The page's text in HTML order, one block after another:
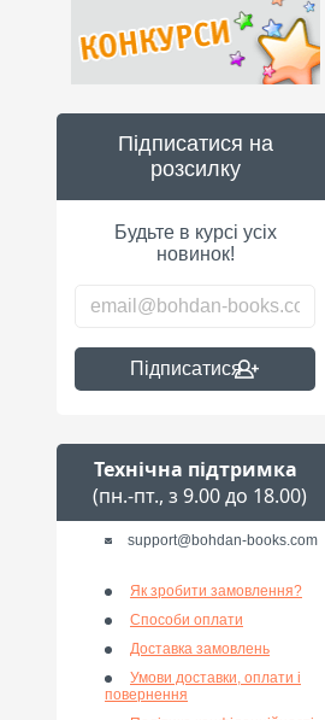
Підписатися на
розсилку
Будьте в курсі усіх
новинок!
Підписатися
Технічна підтримка
(пн.-пт., з 9.00 до 18.00)
support@bohdan-books.com
Як зробити замовлення?
Способи оплати
Доставка замовлень
Умови доставки, оплати і
повернення